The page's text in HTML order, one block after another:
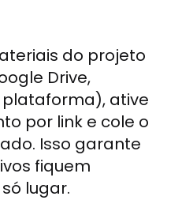
do projeto
Drive,
plataforma), ative
por link e cole o
Isso garante
fiquem
lugar.